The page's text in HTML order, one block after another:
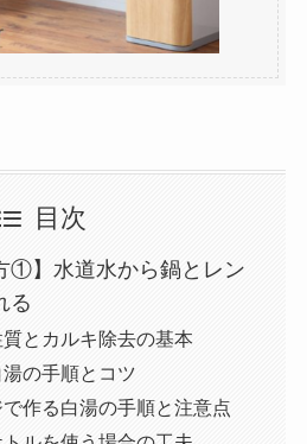
目次
①】水道水から鍋とレン
る
とカルキ除去の基本
の手順とコツ
作る白湯の手順と注意点